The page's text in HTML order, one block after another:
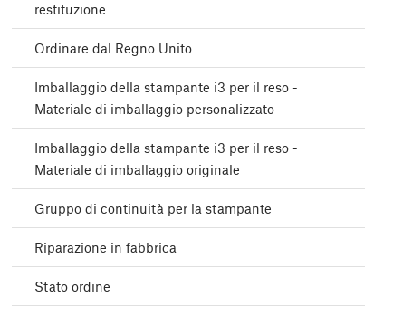
restituzione
Ordinare dal Regno Unito
Imballaggio della stampante i3 per il reso -
Materiale di imballaggio personalizzato
Imballaggio della stampante i3 per il reso -
Materiale di imballaggio originale
Gruppo di continuità per la stampante
Riparazione in fabbrica
Stato ordine